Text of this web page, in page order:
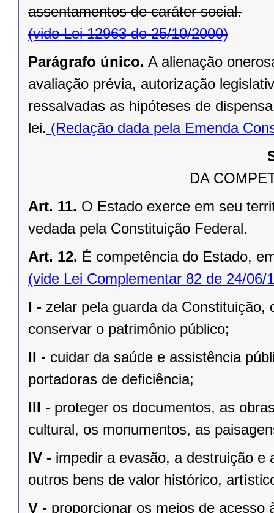
assentamentos de caráter social.
(vide Lei 12963 de 25/10/2000)
Parágrafo único. A alienação
avaliação prévia, autorização
ressalvadas as hipóteses de
lei. (Redação dada pela Emenda
DA
Art. 11. O Estado exerce em seu
vedada pela Constituição Federal.
Art. 12. É competência do Estado,
(vide Lei Complementar 82 de 24/06/
I - zelar pela guarda da
conservar o patrimônio público;
II - cuidar da saúde e assistência
portadoras de deﬁciência;
III - proteger os documentos, as
cultural, os monumentos, as
IV - impedir a evasão, a destruição e
outros bens de valor histórico,
V - proporcionar os meios de acesso